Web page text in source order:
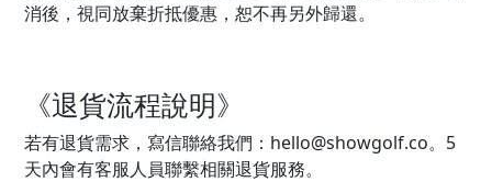
消後，視同放棄折抵優惠，恕不再另外歸還。
《退貨流程說明》
若有退貨需求，寫信聯絡我們：hello@showgolf.co。5
天內會有客服人員聯繫相關退貨服務。